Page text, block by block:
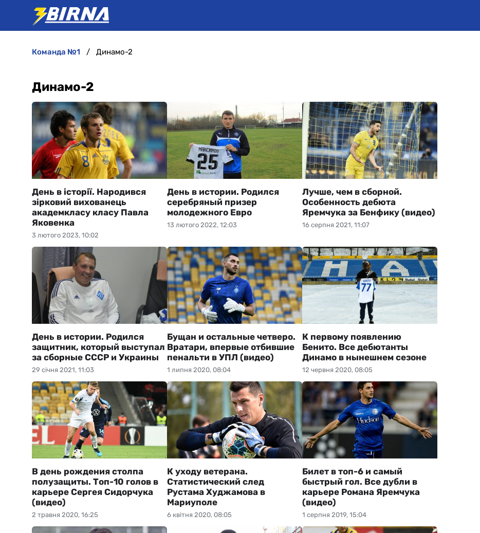
команда №1 Динамо-2
Динамо-2
3 лютого 2023, 10:02
День в історії. Народився
зірковий вихованець
академкласу класу Павла
Яковенка
13 лютого 2022, 12:03
День в истории. Родился
серебряный призер
молодежного Евро
16 серпня 2021, 11:07
Лучше, чем в сборной.
Особенность дебюта
Яремчука за Бенфику (видео)
29 січня 2021, 11:03
День в истории. Родился
защитник, который выступал
за сборные СССР и Украины
1 липня 2020, 08:04
Бущан и остальные четверо.
Вратари, впервые отбившие
пенальти в УПЛ (видео)
12 червня 2020, 08:05
К первому появлению
Бенито. Все дебютанты
Динамо в нынешнем сезоне
2 травня 2020, 16:25
В день рождения столпа
полузащиты. Топ-10 голов в
карьере Сергея Сидорчука
(видео)
6 квітня 2020, 08:05
К уходу ветерана.
Статистический след
Рустама Худжамова в
Мариуполе
1 серпня 2019, 15:04
Билет в топ-6 и самый
быстрый гол. Все дубли в
карьере Романа Яремчука
(видео)